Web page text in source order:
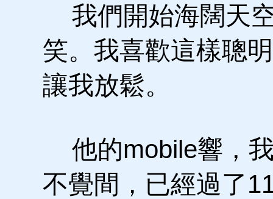
我們開始海闊天
笑。我喜歡這樣聰
讓我放鬆。
他的mobile響，
不覺間，已經過了